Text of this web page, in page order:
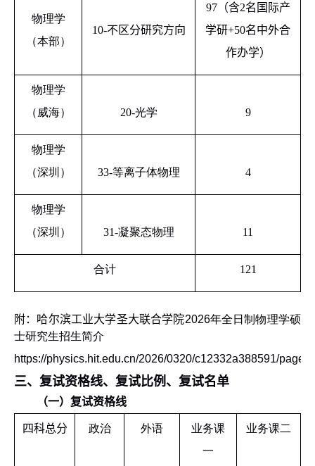
物理学
（本部）
10-不区分研究方向
97（含2名国际产
学研+50名中外合
作办学）
物理学
（威海）
20-光学 9
物理学
（深圳）
33-等离子体物理 4
物理学
（深圳）
31-凝聚态物理 11
合计 121
附： 哈尔滨工业大学圣大联合学院2026年全日制物理学硕
士研究生招生简介
https://physics.hit.edu.cn/2026/0320/c12332a388591/
三、 复试资格线、 复试比例、复试名单
（一）复试资格线
四科总分 政治 外语
业务课
一
业务课二